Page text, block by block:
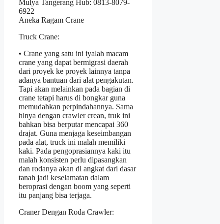
Aneka Ragam Crane
Truck Crane:
• Crane yang satu ini iyalah macam
crane yang dapat bermigrasi daerah
dari proyek ke proyek lainnya tanpa
adanya bantuan dari alat pengakutan.
Tapi akan melainkan pada bagian di
crane tetapi harus di bongkar guna
memudahkan perpindahannya. Sama
hlnya dengan crawler crean, truk ini
bahkan bisa berputar mencapai 360
drajat. Guna menjaga keseimbangan
pada alat, truck ini malah memiliki
kaki. Pada pengoprasiannya kaki itu
malah konsisten perlu dipasangkan
dan rodanya akan di angkat dari dasar
tanah jadi keselamatan dalam
beroprasi dengan boom yang seperti
itu panjang bisa terjaga.
Craner Dengan Roda Crawler: